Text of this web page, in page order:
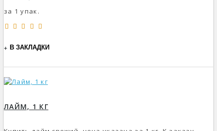
за 1 упак.
В ЗАКЛАДКИ
ЛАЙМ, 1 КГ